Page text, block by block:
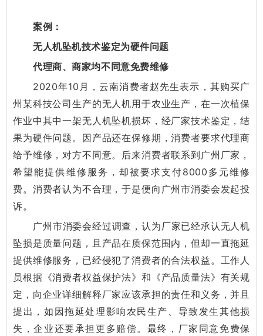
案例：
无人机坠机技术鉴定为硬件问题
代理商、商家均不同意免费维修
2020年10月，云南消费者赵先生表示，其购买广
州某科技公司生产的无人机用于农业生产，在一次植保
作业中其中一架无人机坠机损坏，经厂家技术鉴定，结
果为硬件问题。因产品还在保修期，消费者要求代理商
给予维修，对方不同意。后来消费者联系到广州厂家，
希望能提供维修服务，却被要求支付8000多元维修
费。消费者认为不合理，于是便向广州市消委会发起投
诉。
广州市消委会经过调查，认为厂家已经承认无人机
坠损是质量问题，且产品在质保范围内，但却一直拖延
提供维修服务，已经侵犯了消费者的合法权益。工作人
员根据《消费者权益保护法》和《产品质量法》有关规
定，向企业详细解释厂家应该承担的责任和义务，并且
提出，如因拖延处理影响农民生产、导致发生其他损
失，企业还要承担更多赔偿。最终，厂家同意免费保